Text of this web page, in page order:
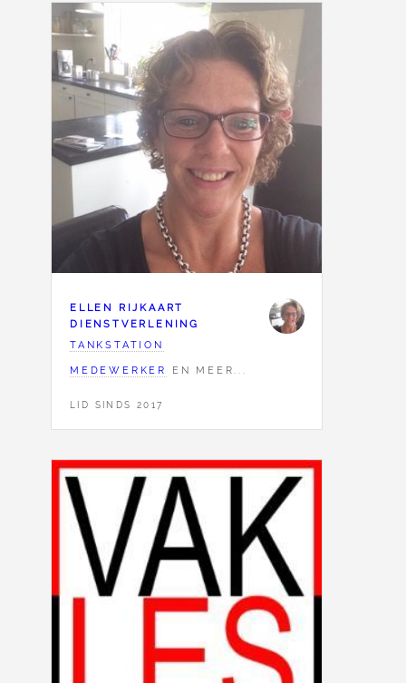
ELLEN RIJKAART
DIENSTVERLENING
TANKSTATION
MEDEWERKER
EN MEER...
LID SINDS 2017